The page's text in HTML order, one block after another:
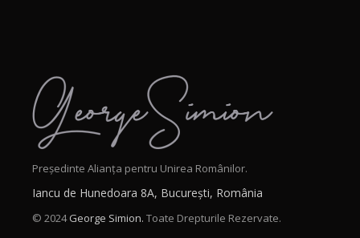
Președinte Alianța pentru Unirea Românilor.
Iancu de Hunedoara 8A, București, România
© 2024George Simion. Toate Drepturile Rezervate.